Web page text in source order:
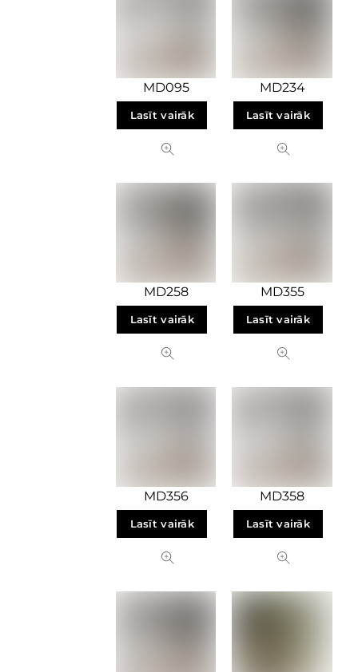
MD095
Lasīt vairāk
MD234
Lasīt vairāk
MD258
Lasīt vairāk
MD355
Lasīt vairāk
MD356
Lasīt vairāk
MD358
Lasīt vairāk